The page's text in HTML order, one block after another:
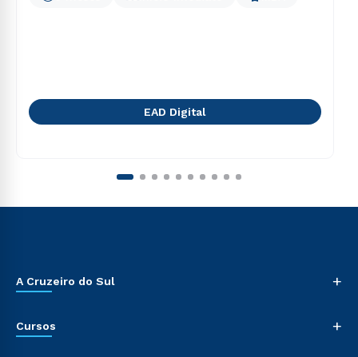
EAD Digital
A Cruzeiro do Sul +
Cursos +